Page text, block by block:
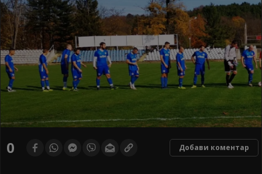
0 Добави коментар